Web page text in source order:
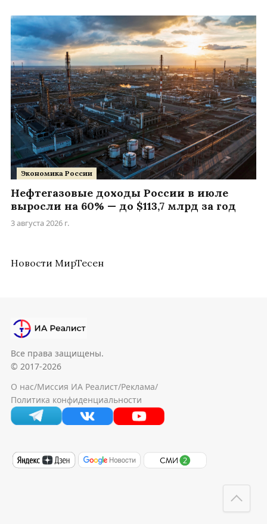
Экономика России
Нефтегазовые доходы России в июле
выросли на 60% — до $113,7 млрд за год
3 августа 2026 г.
Новости МирТесен
Все права защищены.
© 2017-2026
О нас/Миссия ИА Реалист/Реклама/
Политика конфиденциальности